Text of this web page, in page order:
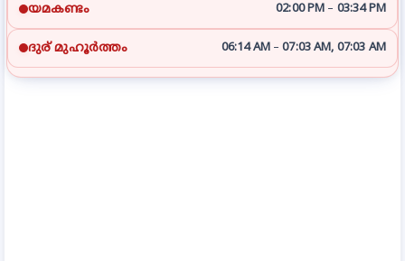
യമകണ്ടം 02:00 PM – 03:34 PM
ദുര് മുഹൂര്‍ത്തം 06:14 AM–07:03 AM, 07:03 AM